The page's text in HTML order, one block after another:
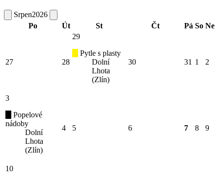
Srpen2026
Po
Út St Čt Pá So Ne
27 28
29
Pytle s plasty
Dolní
Lhota
(Zlín)
30 31 1 2
3
Popelové
nádoby
Dolní
Lhota
(Zlín)
4 5 6 7 8 9
10